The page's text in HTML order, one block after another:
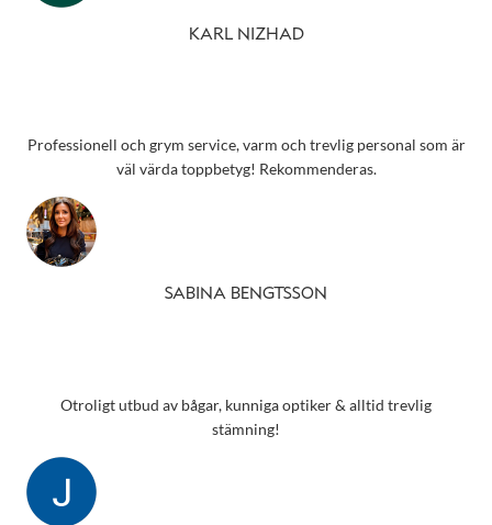
KARL NIZHAD
Professionell och grym service, varm och trevlig personal som är
väl värda toppbetyg! Rekommenderas.
SABINA BENGTSSON
Otroligt utbud av bågar, kunniga optiker & alltid trevlig
stämning!